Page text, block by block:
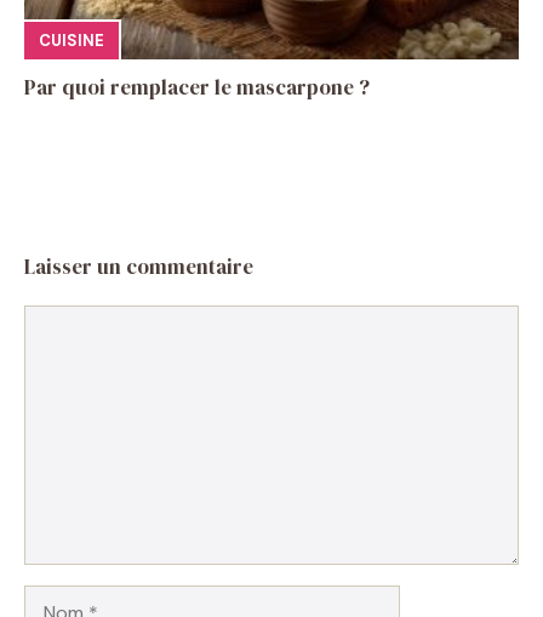
CUISINE
Par quoi remplacer le mascarpone ?
Laisser un commentaire